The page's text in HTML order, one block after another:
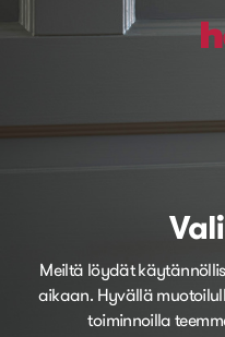
Meiltä löydät
aikaan. Hyvällä
toiminnoilla